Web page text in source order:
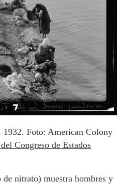
Foto: American Colony
Congreso de Estados
nitrato) muestra hombres y